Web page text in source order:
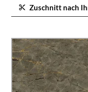
Zuschnitt nach